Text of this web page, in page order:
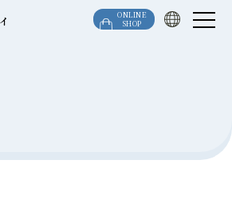
このページの本文へ移動
ONLINE
SHOP